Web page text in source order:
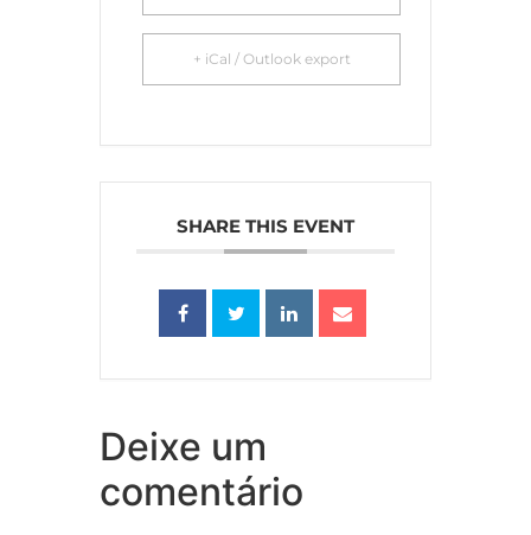
+ iCal / Outlook export
SHARE THIS EVENT
Deixe um
comentário